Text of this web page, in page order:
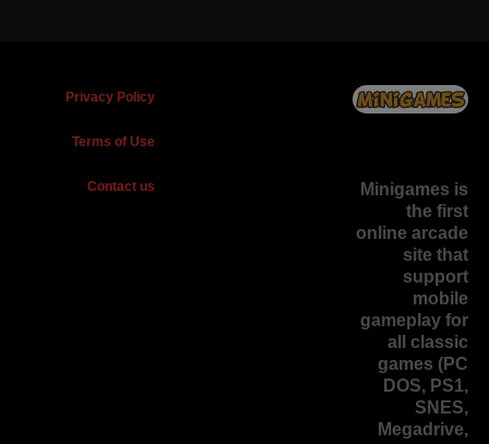
Minigames is
the first
online arcade
site that
support
mobile
gameplay for
all classic
games (PC
DOS, PS1,
SNES,
Megadrive,
Privacy Policy
Terms of Use
Contact us